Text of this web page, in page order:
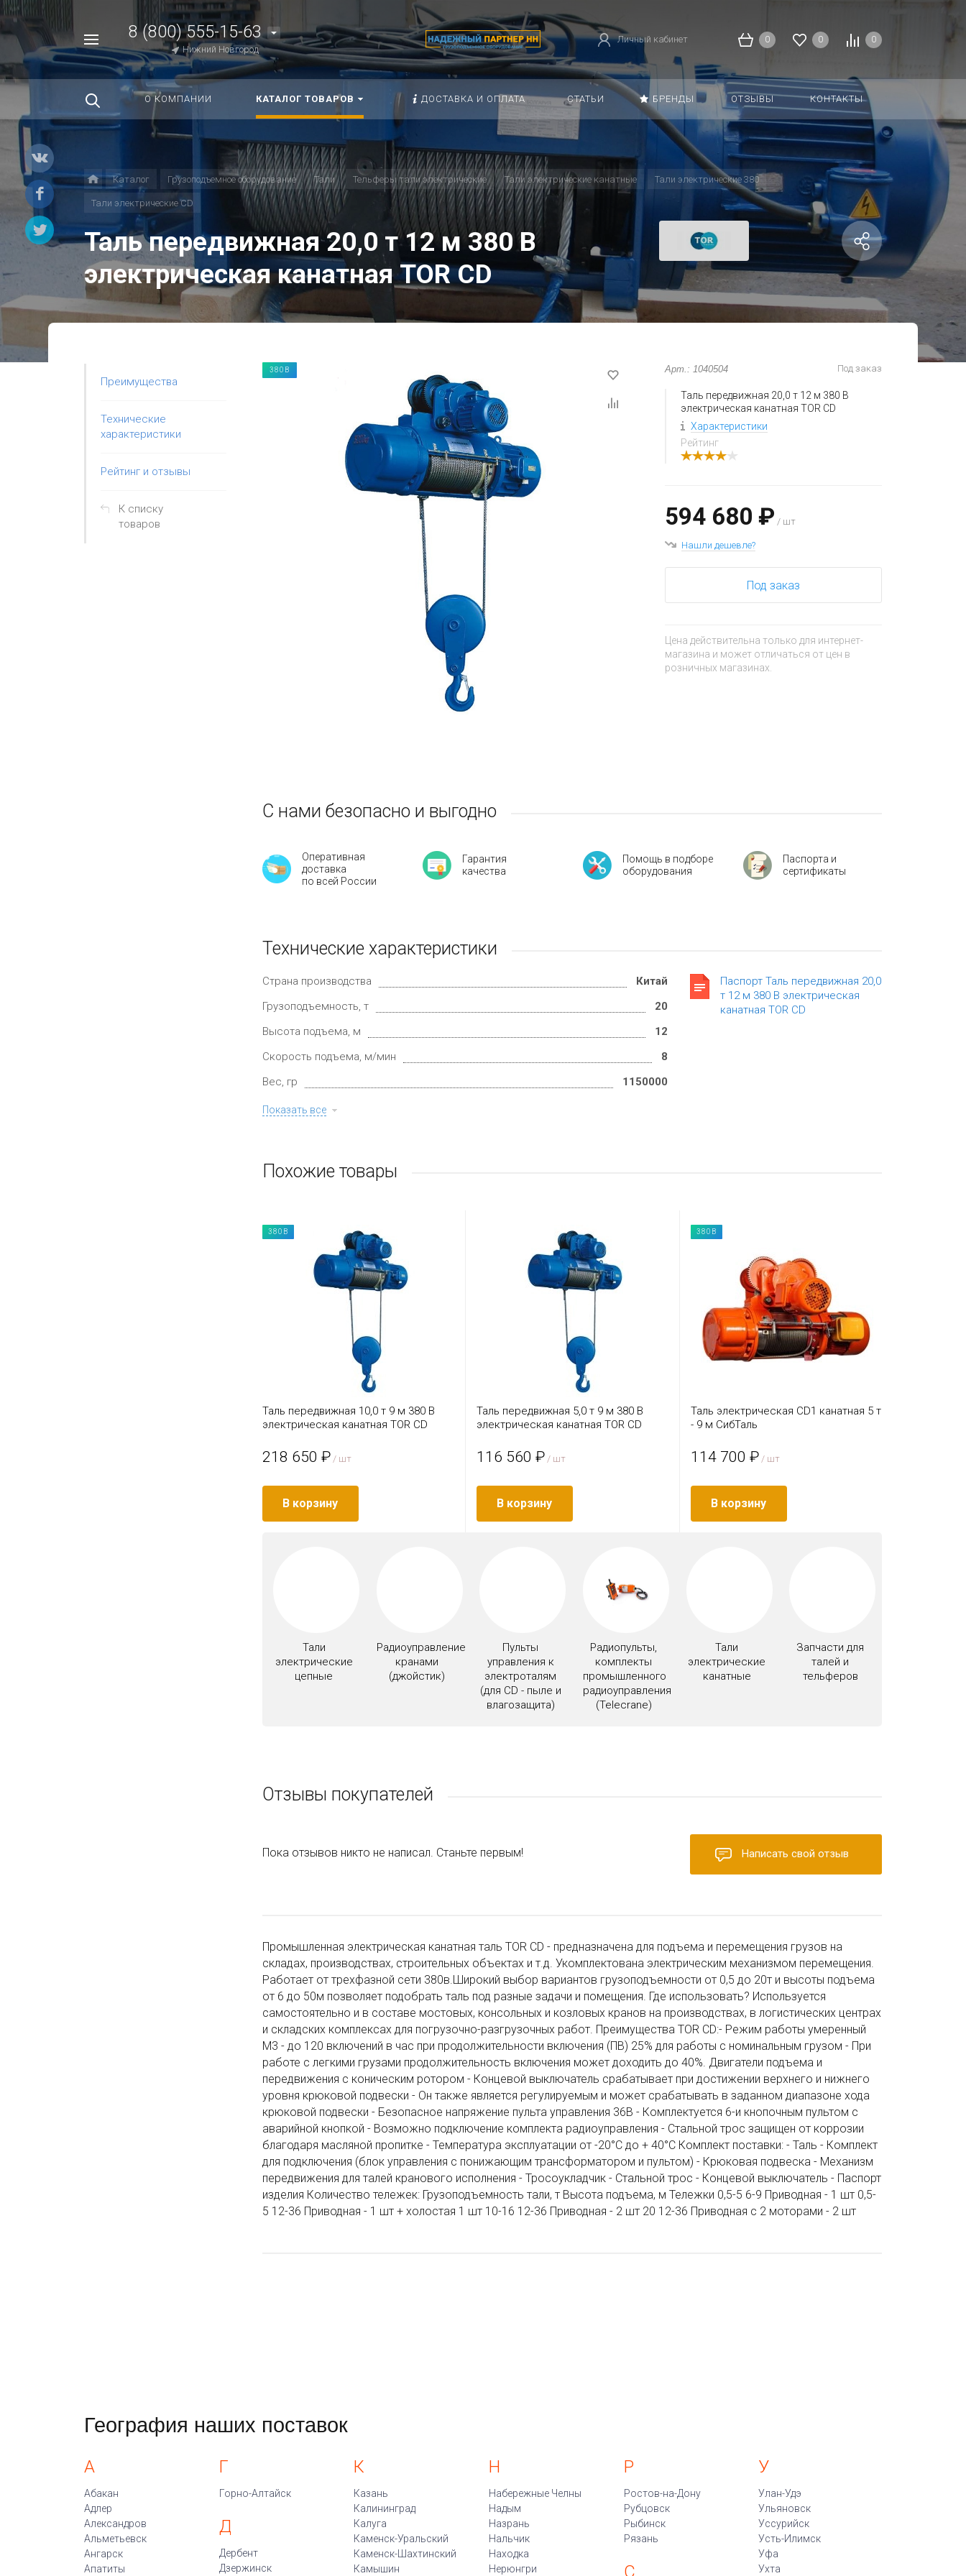
вездеНайти
Например,
Строп
8 (800) 555-15-63
Нижний Новгород
Личный кабинет 0 0 0
О КОМПАНИИ КАТАЛОГ ТОВАРОВ ДОСТАВКА И ОПЛАТА СТАТЬИ БРЕНДЫ ОТЗЫВЫ КОНТАКТЫ
Каталог Грузоподъемное оборудование Тали Тельферы тали электрические Тали электрические канатные Тали электрические 380
Тали электрические CD
Таль передвижная 20,0 т 12 м 380 В
электрическая канатная TOR CD
Преимущества
Технические
характеристики
Рейтинг и отзывы
К списку
товаров
380В Арт.: 1040504 Под заказ
Таль передвижная 20,0 т 12 м 380 В
электрическая канатная TOR CD
Характеристики
Рейтинг
594 680 ₽ / шт
Нашли дешевле?
Под заказ
Цена действительна только для интернет-
магазина и может отличаться от цен в
розничных магазинах.
С нами безопасно и выгодно
Оперативная
доставка
по всей России
Гарантия
качества
Помощь в подборе
оборудования
Паспорта и
сертификаты
Технические характеристики
Страна производства
Китай
Грузоподъемность, т
20
Высота подъема, м
12
Скорость подъема, м/мин
8
Вес, гр
1150000
Показать все
Паспорт Таль передвижная 20,0
т 12 м 380 В электрическая
канатная TOR CD
Похожие товары
380В
Таль передвижная 10,0 т 9 м 380 В
электрическая канатная TOR CD
218 650 ₽ / шт
В корзину
Таль передвижная 5,0 т 9 м 380 В
электрическая канатная TOR CD
116 560 ₽ / шт
В корзину
380В
Таль электрическая CD1 канатная 5 т
- 9 м СибТаль
114 700 ₽ / шт
В корзину
Тали
электрические
цепные
Радиоуправление
кранами
(джойстик)
Пульты
управления к
электроталям
(для CD - пыле и
влагозащита)
Радиопульты,
комплекты
промышленного
радиоуправления
(Telecrane)
Тали
электрические
канатные
Запчасти для
талей и
тельферов
Отзывы покупателей
Написать свой отзыв
Пока отзывов никто не написал. Станьте первым!
Промышленная электрическая канатная таль TOR CD - предназначена для подъема и перемещения грузов на
складах, производствах, строительных объектах и т.д. Укомплектована электрическим механизмом перемещения.
Работает от трехфазной сети 380в.Широкий выбор вариантов грузоподъемности от 0,5 до 20т и высоты подъема
от 6 до 50м позволяет подобрать таль под разные задачи и помещения. Где использовать? Используется
самостоятельно и в составе мостовых, консольных и козловых кранов на производствах, в логистических центрах
и складских комплексах для погрузочно-разгрузочных работ. Преимущества TOR CD:- Режим работы умеренный
М3 - до 120 включений в час при продолжительности включения (ПВ) 25% для работы с номинальным грузом - При
работе с легкими грузами продолжительность включения может доходить до 40%. Двигатели подъема и
передвижения с коническим ротором - Концевой выключатель срабатывает при достижении верхнего и нижнего
уровня крюковой подвески - Он также является регулируемым и может срабатывать в заданном диапазоне хода
крюковой подвески - Безопасное напряжение пульта управления 36В - Комплектуется 6-и кнопочным пультом с
аварийной кнопкой - Возможно подключение комплекта радиоуправления - Стальной трос защищен от коррозии
благодаря масляной пропитке - Температура эксплуатации от -20°C до + 40°C Комплект поставки: - Таль - Комплект
для подключения (блок управления с понижающим трансформатором и пультом) - Крюковая подвеска - Механизм
передвижения для талей кранового исполнения - Тросоукладчик - Стальной трос - Концевой выключатель - Паспорт
изделия Количество тележек: Грузоподъемность тали, т Высота подъема, м Тележки 0,5-5 6-9 Приводная - 1 шт 0,5-
5 12-36 Приводная - 1 шт + холостая 1 шт 10-16 12-36 Приводная - 2 шт 20 12-36 Приводная с 2 моторами - 2 шт
География наших поставок
А
Абакан
Адлер
Александров
Альметьевск
Ангарск
Апатиты
Г
Горно-Алтайск
Д
Дербент
Дзержинск
К
Казань
Калининград
Калуга
Каменск-Уральский
Каменск-Шахтинский
Камышин
Н
Набережные Челны
Надым
Назрань
Нальчик
Находка
Нерюнгри
Р
Ростов-на-Дону
Рубцовск
Рыбинск
Рязань
С
У
Улан-Удэ
Ульяновск
Уссурийск
Усть-Илимск
Уфа
Ухта